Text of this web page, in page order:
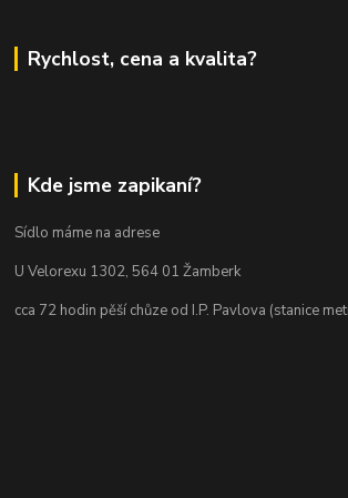
Rychlost, cena a kvalita?
Kde jsme zapikaní?
Sídlo máme na adrese
U Velorexu 1302, 564 01 Žamberk
cca 72 hodin pěší chůze od I.P. Pavlova (stanice